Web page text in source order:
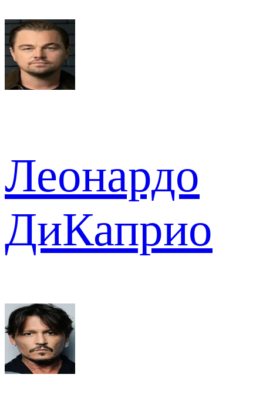
Леонардо
ДиКаприо